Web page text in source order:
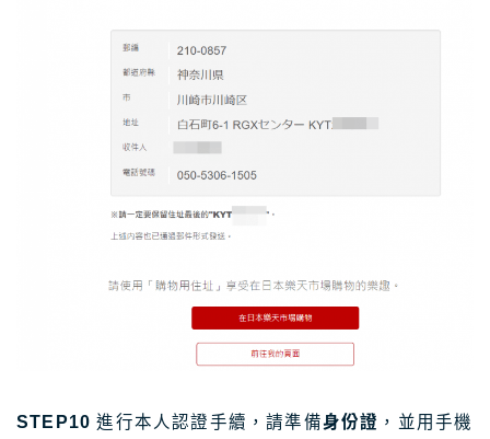
STEP10 進行本人認證手續，請準備身份證 ，並用手機